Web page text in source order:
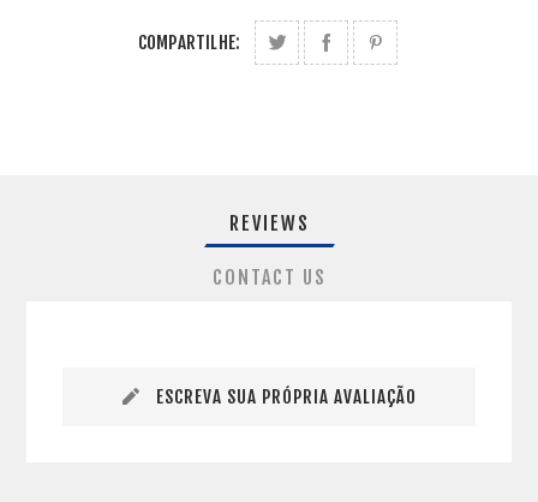
COMPARTILHE:
REVIEWS
CONTACT US
ESCREVA SUA PRÓPRIA AVALIAÇÃO